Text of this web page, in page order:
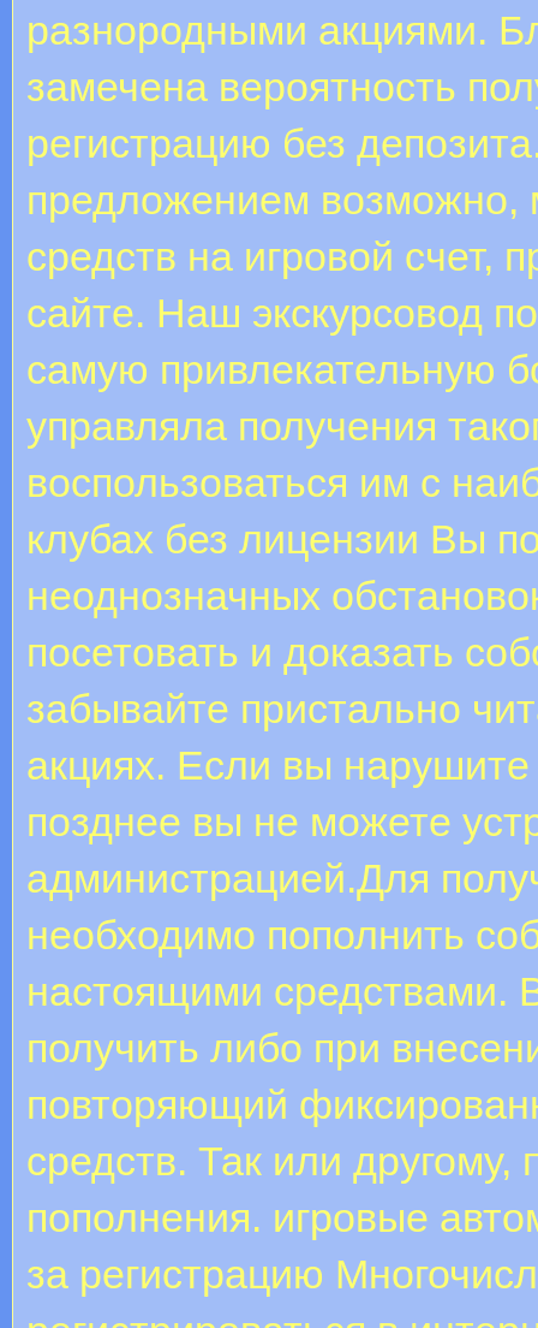
разнородными акциями.
замечена вероятность
регистрацию без
предложением возможно,
средств на игровой счет,
сайте. Наш экскурсовод
самую привлекательную
управляла получения
воспользоваться им с
клубах без лицензии Вы
неоднозначных
посетовать и доказать
забывайте пристально
акциях. Если вы
позднее вы не можете
администрацией.Для
необходимо пополнить
настоящими средствами.
получить либо при
повторяющий
средств. Так или другому,
пополнения. игровые
за регистрацию